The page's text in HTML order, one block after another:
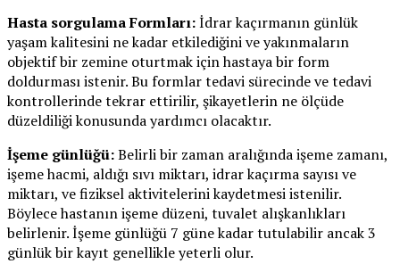
Hasta sorgulama Formları:İdrar kaçırmanın günlük
yaşam kalitesini ne kadar etkilediğini ve yakınmaların
objektif bir zemine oturtmak için hastaya bir form
doldurması istenir. Bu formlar tedavi sürecinde ve tedavi
kontrollerinde tekrar ettirilir, şikayetlerin ne ölçüde
düzeldiliği konusunda yardımcı olacaktır.
İşeme günlüğü:Belirli bir zaman aralığında işeme zamanı,
işeme hacmi, aldığı sıvı miktarı, idrar kaçırma sayısı ve
miktarı, ve fiziksel aktivitelerini kaydetmesi istenilir.
Böylece hastanın işeme düzeni, tuvalet alışkanlıkları
belirlenir. İşeme günlüğü 7 güne kadar tutulabilir ancak 3
günlük bir kayıt genellikle yeterli olur.